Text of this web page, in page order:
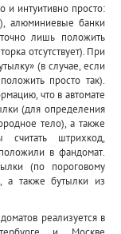
и интуитивно просто:
алюминиевые банки
лишь положить
отсутствует). При
(в случае, если
просто так).
что в автомате
(для определения
тело), а также
считать штрихкод,
в фандомат.
(по пороговому
а также бутылки из
реализуется в